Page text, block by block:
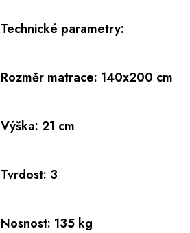
Technické parametry:
Rozměr matrace: 140x200 cm
Výška: 21 cm
Tvrdost: 3
Nosnost: 135 kg